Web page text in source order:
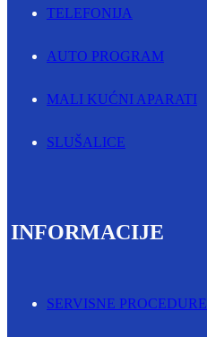
TELEFONIJA
AUTO PROGRAM
MALI KUĆNI APARATI
SLUŠALICE
INFORMACIJE
SERVISNE PROCEDURE